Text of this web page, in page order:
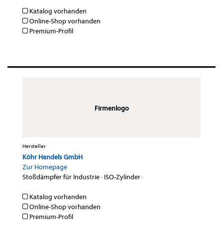
Katalog vorhanden
Online-Shop vorhanden
Premium-Profil
Firmenlogo
Hersteller
Köhr Handels GmbH
Zur Homepage
Stoßdämpfer für Industrie· ISO-Zylinder·
Katalog vorhanden
Online-Shop vorhanden
Premium-Profil